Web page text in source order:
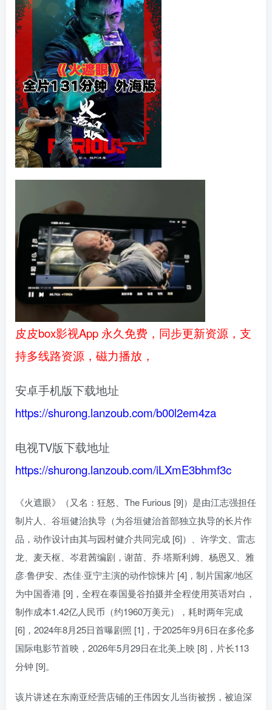
皮皮box影视App 永久免费，同步更新资源，支
持多线路资源，磁力播放，
安卓手机版下载地址
https://shurong.lanzoub.com/b00l2em4za
电视TV版下载地址
https://shurong.lanzoub.com/iLXmE3bhmf3c
《火遮眼》（又名：狂怒、The Furious [9]）是由江志强担任
制片人、谷垣健治执导（为谷垣健治首部独立执导的长片作
品，动作设计由其与园村健介共同完成 [6]）、许学文、雷志
龙、麦天枢、岑君茜编剧，谢苗、乔·塔斯利姆、杨恩又、雅
彦·鲁伊安、杰佳·亚宁主演的动作惊悚片 [4]，制片国家/地区
为中国香港 [9]，全程在泰国曼谷拍摄并全程使用英语对白，
制作成本1.42亿人民币（约1960万美元），耗时两年完成
[6]，2024年8月25日首曝剧照 [1]，于2025年9月6日在多伦多
国际电影节首映，2026年5月29日在北美上映 [8]，片长113
分钟 [9]。
该片讲述在东南亚经营店铺的王伟因女儿当街被拐，被迫深